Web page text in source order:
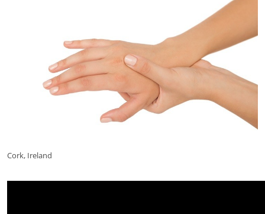
Cork, Ireland